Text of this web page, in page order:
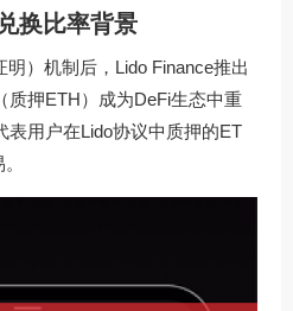
换比率背景
）机制后，Lido Finance推出
质押ETH）成为DeFi生态中重
表用户在Lido协议中质押的ET